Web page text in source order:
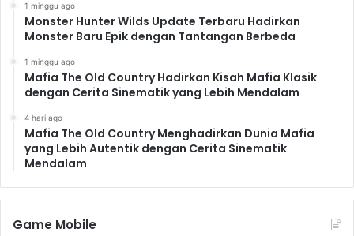
1 minggu ago
Monster Hunter Wilds Update Terbaru Hadirkan
Monster Baru Epik dengan Tantangan Berbeda
1 minggu ago
Mafia The Old Country Hadirkan Kisah Mafia Klasik
dengan Cerita Sinematik yang Lebih Mendalam
4 hari ago
Mafia The Old Country Menghadirkan Dunia Mafia
yang Lebih Autentik dengan Cerita Sinematik
Mendalam
Game Mobile